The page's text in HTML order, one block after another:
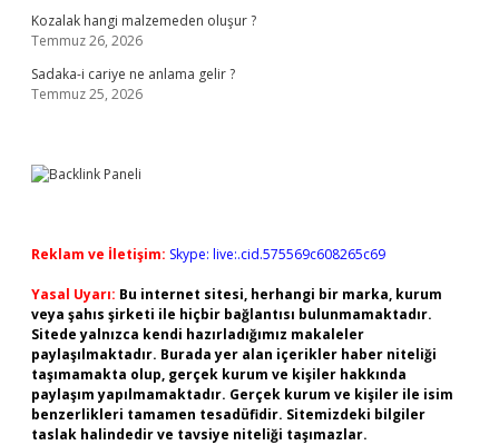
Kozalak hangi malzemeden oluşur ?
Temmuz 26, 2026
Sadaka-i cariye ne anlama gelir ?
Temmuz 25, 2026
Reklam ve İletişim: Skype: live:.cid.575569c608265c69
Yasal Uyarı: Bu internet sitesi, herhangi bir marka, kurum
veya şahıs şirketi ile hiçbir bağlantısı bulunmamaktadır.
Sitede yalnızca kendi hazırladığımız makaleler
paylaşılmaktadır. Burada yer alan içerikler haber niteliği
taşımamakta olup, gerçek kurum ve kişiler hakkında
paylaşım yapılmamaktadır. Gerçek kurum ve kişiler ile isim
benzerlikleri tamamen tesadüfidir. Sitemizdeki bilgiler
taslak halindedir ve tavsiye niteliği taşımazlar.